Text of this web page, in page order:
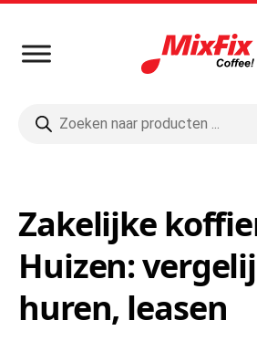
zoeken
Zakelijke
Huizen:
huren, leasen